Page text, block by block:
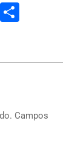
Campos